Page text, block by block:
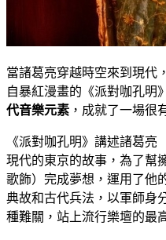
當諸葛亮穿越時空來到現代
自暴紅漫畫的《派對咖孔明》
代音樂元素 ，成就了一場很
《派對咖孔明》講述諸葛
現代的東京的故事，為了幫
歌飾）完成夢想，運用了他
典故和古代兵法，以軍師身
種難關，站上流行樂壇的最